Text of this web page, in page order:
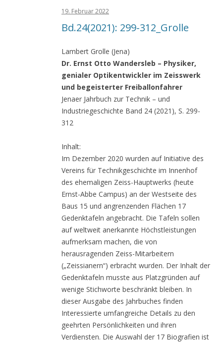
19. Februar 2022
Bd.24(2021): 299-312_Grolle
Lambert Grolle (Jena)
Dr. Ernst Otto Wandersleb – Physiker,
genialer Optikentwickler im Zeisswerk
und begeisterter Freiballonfahrer
Jenaer Jahrbuch zur Technik – und
Industriegeschichte Band 24 (2021), S. 299-
312
Inhalt:
Im Dezember 2020 wurden auf Initiative des
Vereins für Technikgeschichte im Innenhof
des ehemaligen Zeiss-Hauptwerks (heute
Ernst-Abbe Campus) an der Westseite des
Baus 15 und angrenzenden Flächen 17
Gedenktafeln angebracht. Die Tafeln sollen
auf weltweit anerkannte Höchstleistungen
aufmerksam machen, die von
herausragenden Zeiss-Mitarbeitern
(„Zeissianern“) erbracht wurden. Der Inhalt der
Gedenktafeln musste aus Platzgründen auf
wenige Stichworte beschränkt bleiben. In
dieser Ausgabe des Jahrbuches finden
Interessierte umfangreiche Details zu den
geehrten Persönlichkeiten und ihren
Verdiensten. Die Auswahl der 17 Biografien ist